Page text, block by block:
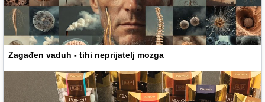
Zagađen vaduh - tihi neprijatelj mozga